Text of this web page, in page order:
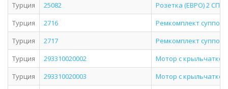
Турция
25082
Розетка (ЕВРО) 2 СП с
Турция
2716
Ремкомплект
Турция
2717
Ремкомплект
Турция
293310020002
Мотор с крыльчаткой
Турция
293310020003
Мотор с крыльчаткой